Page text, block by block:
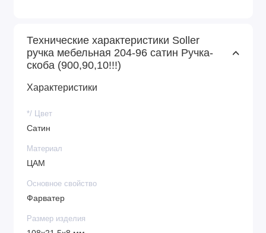
Технические характеристики Soller
ручка мебельная 204-96 сатин Ручка-
скоба (900,90,10!!!)
Характеристики
*/ Цвет
Сатин
Материал
ЦАМ
Основное свойство
Фарватер
Размер изделия